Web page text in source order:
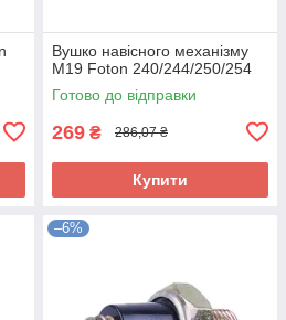
Вушко навісного механізму
М19 Foton 240/244/250/254
Готово до відправки
269 ₴ 286,07 ₴
Купити
–6%